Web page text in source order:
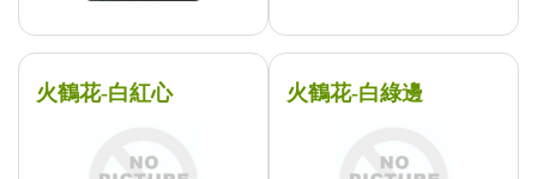
火鶴花-白紅心 火鶴花-白綠邊